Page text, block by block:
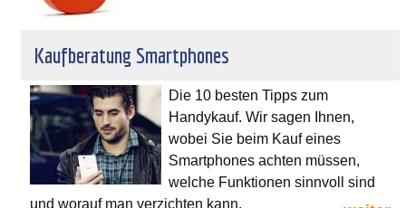
Kaufberatung Smartphones
Die 10 besten Tipps zum
Handykauf. Wir sagen Ihnen,
wobei Sie beim Kauf eines
Smartphones achten müssen,
welche Funktionen sinnvoll sind
und worauf man verzichten kann.